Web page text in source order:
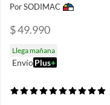
Por SODIMAC
$ 49.990
Llega mañana
EnvíoPlus+